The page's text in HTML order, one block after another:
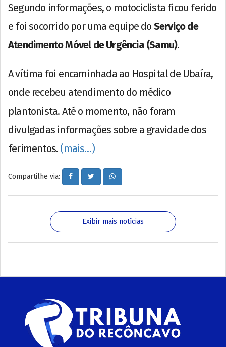
Segundo informações, o motociclista ficou ferido
e foi socorrido por uma equipe do Serviço de
Atendimento Móvel de Urgência (Samu).
A vítima foi encaminhada ao Hospital de Ubaíra,
onde recebeu atendimento do médico
plantonista. Até o momento, não foram
divulgadas informações sobre a gravidade dos
ferimentos. (mais…)
Compartilhe via:
Exibir mais notícias